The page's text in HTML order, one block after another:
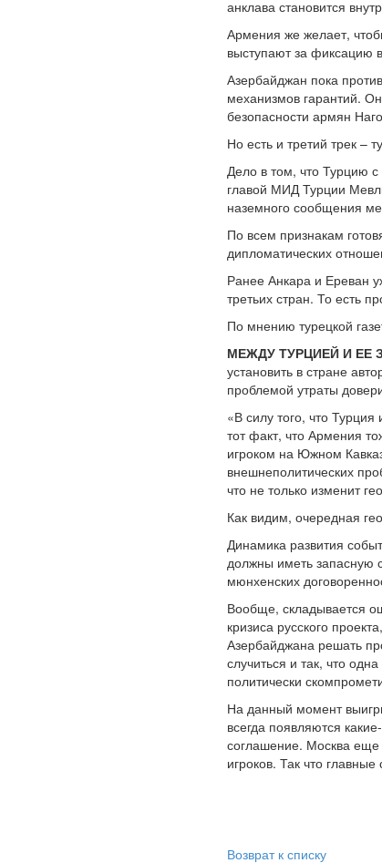
анклава становится
Армения же желает,
выступают за фиксацию
Азербайджан пока
механизмов гарантий.
безопасности армян
Но есть и третий трек –
Дело в том, что Турцию
главой МИД Турции
наземного сообщения
По всем признакам
дипломатических
Ранее Анкара и Ереван
третьих стран. То есть
По мнению турецкой
МЕЖДУ ТУРЦИЕЙ И
установить в стране
проблемой утраты
«В силу того, что
тот факт, что Армения
игроком на Южном
внешнеполитических
что не только изменит
Как видим, очередная
Динамика развития
должны иметь запасную
мюнхенских
Вообще, складывается
кризиса русского
Азербайджана решать
случиться и так, что
политически
На данный момент
всегда появляются
соглашение. Москва еще
игроков. Так что
Возврат к списку